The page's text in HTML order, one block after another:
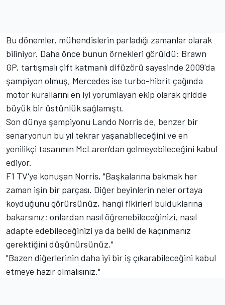
Bu dönemler, mühendislerin parladığı zamanlar olarak
biliniyor. Daha önce bunun örnekleri görüldü: Brawn
GP, tartışmalı çift katmanlı difüzörü sayesinde 2009'da
şampiyon olmuş, Mercedes ise turbo-hibrit çağında
motor kurallarını en iyi yorumlayan ekip olarak gridde
büyük bir üstünlük sağlamıştı.
Son dünya şampiyonu Lando Norris de, benzer bir
senaryonun bu yıl tekrar yaşanabileceğini ve en
yenilikçi tasarımın McLaren'dan gelmeyebileceğini kabul
ediyor.
F1 TV'ye konuşan Norris, "Başkalarına bakmak her
zaman işin bir parçası. Diğer beyinlerin neler ortaya
koyduğunu görürsünüz, hangi fikirleri bulduklarına
bakarsınız; onlardan nasıl öğrenebileceğinizi, nasıl
adapte edebileceğinizi ya da belki de kaçınmanız
gerektiğini düşünürsünüz."
"Bazen diğerlerinin daha iyi bir iş çıkarabileceğini kabul
etmeye hazır olmalısınız."